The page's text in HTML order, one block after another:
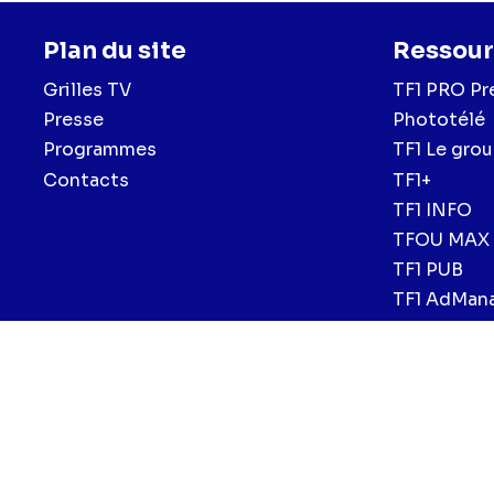
Plan du site
Grilles TV
Presse
Programmes
Contacts
TF1 PRO
Phototélé
TF1 Le
TF1+
TF1 INFO
TFOU MAX
TF1 PUB
TF1